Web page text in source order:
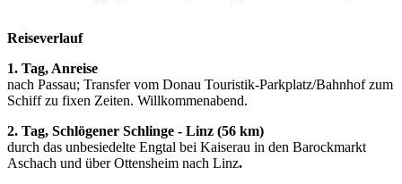
Reiseverlauf
1. Tag, Anreise
nach Passau; Transfer vom Donau Touristik-Parkplatz/Bahnhof zum
Schiff zu fixen Zeiten. Willkommenabend.
2. Tag, Schlögener Schlinge - Linz (56 km)
durch das unbesiedelte Engtal bei Kaiserau in den Barockmarkt
Aschach und über Ottensheim nach Linz.